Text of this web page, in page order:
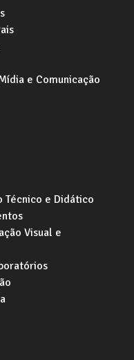
e Comunicação
Técnico e Didático
Visual e